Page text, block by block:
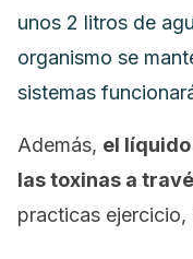
unos 2 litros de
organismo se
sistemas
Además, el
las toxinas a
practicas ejercicio,